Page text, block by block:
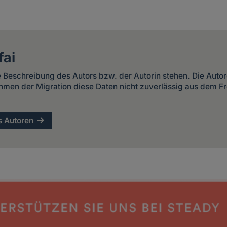
Beschreibung des Autors bzw. der Autorin stehen. Die
der Migration diese Daten nicht zuverlässig aus dem
Autoren